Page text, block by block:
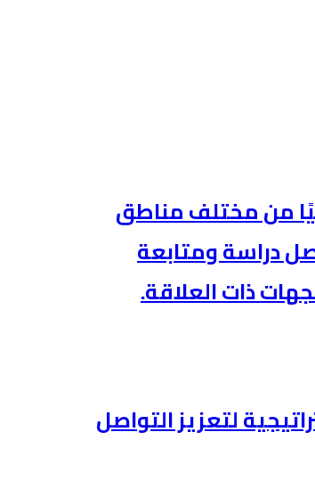
62 تحديًا صناعيًا من مختلف مناطق
تتواصل دراسة ومتابعة
ذات العلاقة.
لتعزيز التواصل